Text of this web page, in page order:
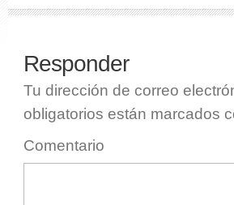
Responder
Tu dirección de correo
obligatorios están marcados
Comentario